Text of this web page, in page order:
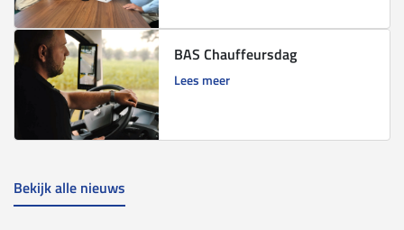
BAS Chauffeursdag
Lees meer
Bekijk alle nieuws